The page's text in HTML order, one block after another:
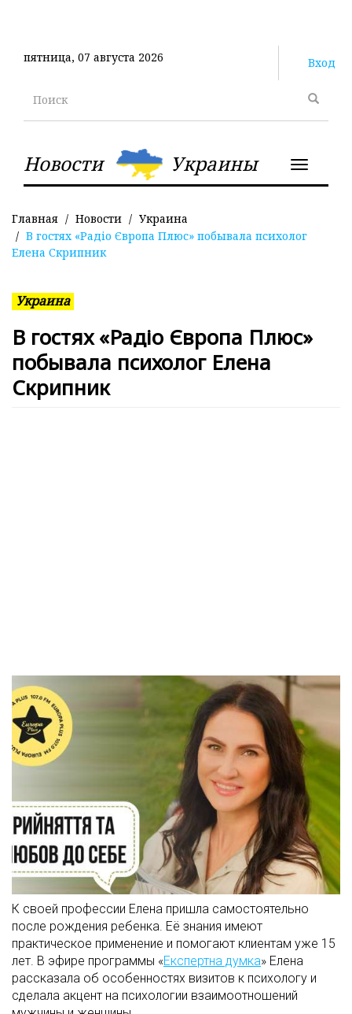
содержанию
пятница, 07 августа 2026 Вход
Поиск
Новости Украины
Toggle
Главная Новости
Украина
В гостях «Радіо Європа Плюс» побывала психолог
Елена Скрипник
В гостях «Радіо Європа Плюс»
побывала психолог Елена
Скрипник
Украина
К своей профессии Елена пришла самостоятельно
после рождения ребенка. Её знания имеют
практическое применение и помогают клиентам уже 15
лет. В эфире программы «Експертна думка» Елена
рассказала об особенностях визитов к психологу и
сделала акцент на психологии взаимоотношений